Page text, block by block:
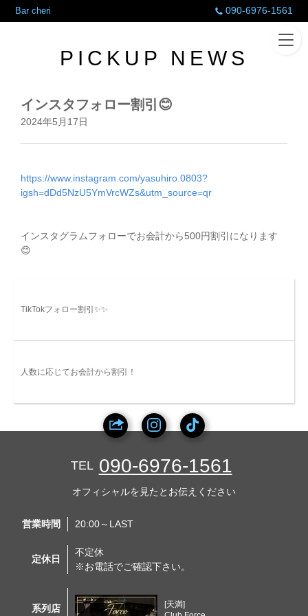
Bar cheri 090-6976-1561
PICKUP NEWS
インスタフォロー割引😊
2024年5月17日
https://www.instagram.com/yasuhiro.0803?
igsh=dDd5NzU5YmVrcWZs&utm_source=qr
インスタグラムフォローでお会計から500円割引になります
😊
TikTokフォロー割引✨✨
人数に応じてお会計から割引！
TEL 090-6976-1561
オフィシャルを見たとお伝えください
営業時間 20:00～LAST
定休日
不定休
※お電話でご確認下さい。
系列店
[天満]